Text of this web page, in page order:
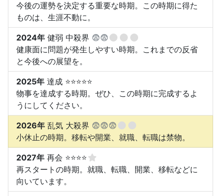
今後の運勢を決定する重要な時期。この時期に得た
ものは、生涯不動に。
2024年 健弱 中殺界 😨😨
健康面に問題が発生しやすい時期。これまでの反省
と今後への展望を。
2025年 達成 ⭐⭐⭐⭐⭐
物事を達成する時期。ぜひ、この時期に完成するよ
うにしてください。
2026年 乱気 大殺界 😨😨😨
小休止の時期。移転や開業、就職、転職は禁物。
2027年 再会 ⭐⭐⭐⭐
再スタートの時期。就職、転職、開業、移転などに
向いています。